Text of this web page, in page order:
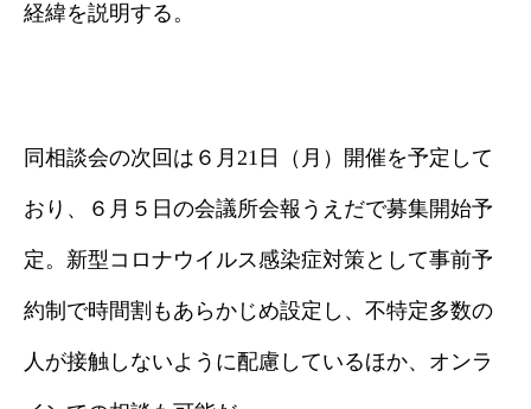
経緯を説明する。
同相談会の次回は６月21日（月）開催を予定して
おり、６月５日の会議所会報うえだで募集開始予
定。新型コロナウイルス感染症対策として事前予
約制で時間割もあらかじめ設定し、不特定多数の
人が接触しないように配慮しているほか、オンラ